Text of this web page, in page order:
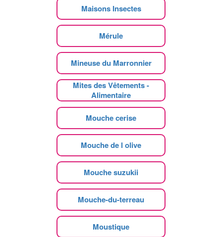
Maisons Insectes
Mérule
Mineuse du Marronnier
Mites des Vêtements -
Alimentaire
Mouche cerise
Mouche de l olive
Mouche suzukii
Mouche-du-terreau
Moustique